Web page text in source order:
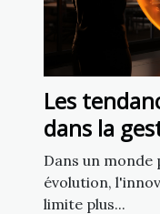
Les
dans la
pour
entreprise
Dans un
évolution,
limite plus...